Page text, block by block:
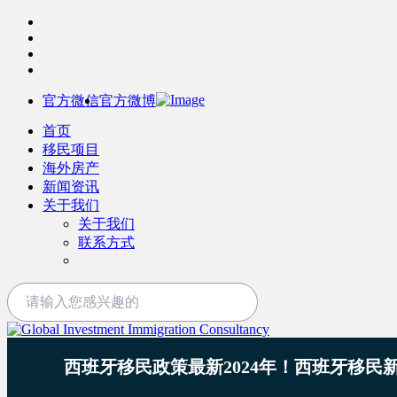
官方微信官方微博
首页
移民项目
海外房产
新闻资讯
关于我们
关于我们
联系方式
西班牙移民政策最新2024年！西班牙移民